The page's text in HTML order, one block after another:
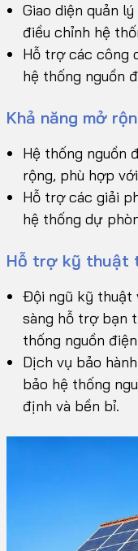
Giao diện quản
điều chỉnh hệ
Hỗ trợ các công
hệ thống nguồn
Khả năng mở
Hệ thống nguồn
rộng, phù hợp
Hỗ trợ các giải
hệ thống dự
Hỗ trợ kỹ thuật
Đội ngũ kỹ thuật
sàng hỗ trợ bạn
thống nguồn
Dịch vụ bảo
bảo hệ thống
định và bền bỉ.